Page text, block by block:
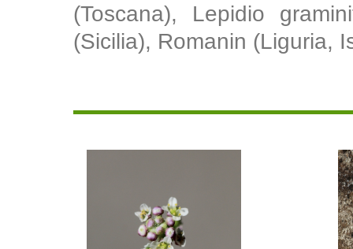
(Toscana), Lepidio
(Sicilia), Romanin (Liguria,